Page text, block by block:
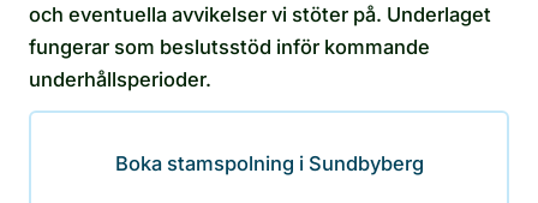
och eventuella avvikelser vi stöter på. Underlaget
fungerar som beslutsstöd inför kommande
underhållsperioder.
Boka stamspolning i Sundbyberg